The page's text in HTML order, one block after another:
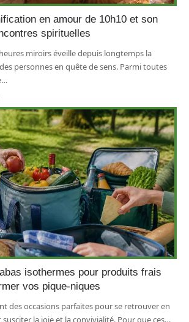
en amour de 10h10 et son
spirituelles
miroirs éveille depuis longtemps la
personnes en quête de sens. Parmi toutes
…
isothermes pour produits frais
vos pique-niques
des occasions parfaites pour se retrouver en
susciter la joie et la convivialité. Pour que ces…